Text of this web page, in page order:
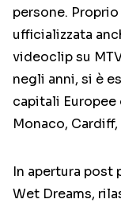
persone.
ufficializzata
videoclip su
negli anni, si è
capitali
Monaco,
In apertura
Wet Dreams,